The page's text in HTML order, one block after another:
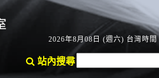
2026年8月08日 (週六) 台灣時間
站內搜尋